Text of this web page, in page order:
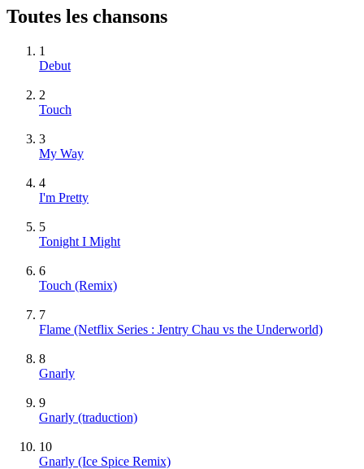
Toutes les chansons
1
Debut
2
Touch
3
My Way
4
I'm Pretty
5
Tonight I Might
6
Touch (Remix)
7
Flame (Netflix Series : Jentry Chau vs the Underworld)
8
Gnarly
9
Gnarly (traduction)
10
Gnarly (Ice Spice Remix)